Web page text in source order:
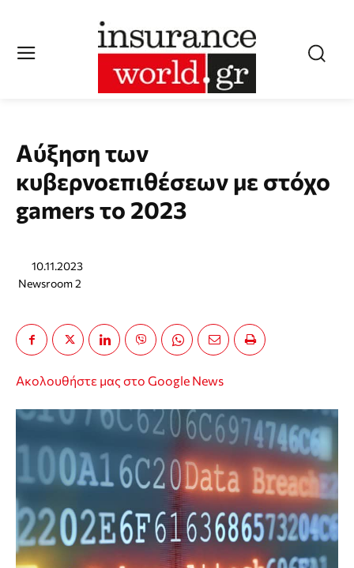
Αύξηση των
κυβερνοεπιθέσεων με στόχο
gamers το 2023
10.11.2023
Newsroom 2
Ακολουθήστε μας στο Google News